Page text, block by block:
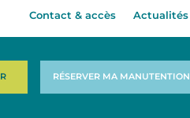
Contact & accès Actualités
RÉSERVER MA MANUTENTION